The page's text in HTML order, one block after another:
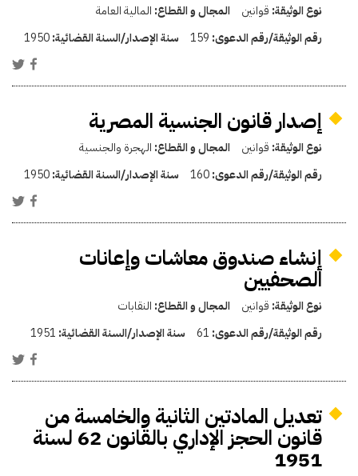
نوع الوثيقة: قوانين المجال و القطاع: المالية العامة
رقم الوثيقة/رقم الدعوى: 159 سنة الإصدار/السنة القضائية:1950
إصدار قانون الجنسية المصرية
نوع الوثيقة: قوانين المجال و القطاع: الهجرة والجنسية
رقم الوثيقة/رقم الدعوى:160 سنة الإصدار/السنة القضائية:1950
إنشاء صندوق معاشات وإعانات
الصحفيين
نوع الوثيقة: قوانين المجال و القطاع: النقابات
رقم الوثيقة/رقم الدعوى: 61 سنة الإصدار/السنة القضائية: 1951
تعديل المادتين الثانية والخامسة من
قانون الحجز الإداري بالقانون 62 لسنة
1951